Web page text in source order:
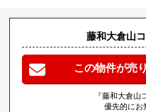
藤和大倉山
この物件が売
『藤和大倉山
優先的にお